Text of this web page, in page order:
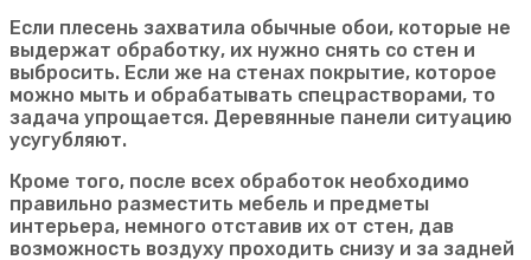
Если плесень захватила обычные обои, которые не
выдержат обработку, их нужно снять со стен и
выбросить. Если же на стенах покрытие, которое
можно мыть и обрабатывать спецрастворами, то
задача упрощается. Деревянные панели ситуацию
усугубляют.
Кроме того, после всех обработок необходимо
правильно разместить мебель и предметы
интерьера, немного отставив их от стен, дав
возможность воздуху проходить снизу и за задней